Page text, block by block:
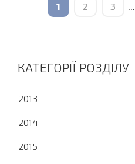
1 2 3 ...
КАТЕГОРІЇ РОЗДІЛУ
2013
2014
2015